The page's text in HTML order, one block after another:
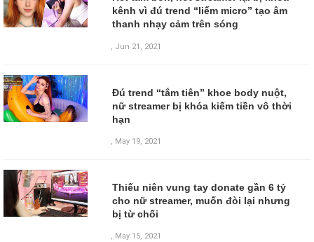
kênh vì đú trend “liếm micro” tạo âm
thanh nhạy cảm trên sóng
Jun 21, 2021
Đú trend “tắm tiên” khoe body nuột,
nữ streamer bị khóa kiếm tiền vô thời
hạn
, May 19, 2021
Thiếu niên vung tay donate gần 6 tỷ
cho nữ streamer, muốn đòi lại nhưng
bị từ chối
, May 15, 2021